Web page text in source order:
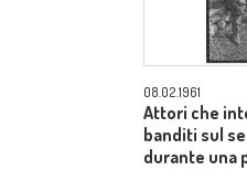
08.02.1961
Attori che
banditi sul
durante una